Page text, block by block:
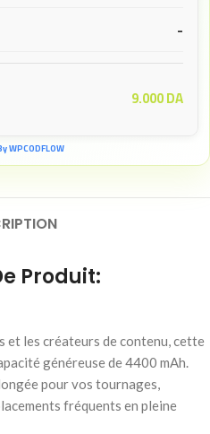
-
9.000DA
WPCODFLOW
Produit:
et les créateurs de contenu, cette
généreuse de 4400 mAh.
pour vos tournages,
fréquents en pleine